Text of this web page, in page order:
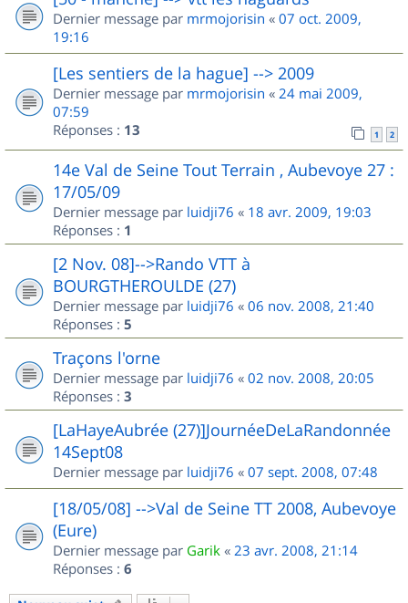
Dernier message par mrmojorisin « 07 oct. 2009,
19:16
[Les sentiers de la hague] --> 2009
Dernier message par mrmojorisin « 24 mai 2009,
07:59
Réponses : 13 1 2
14e Val de Seine Tout Terrain , Aubevoye 27 :
17/05/09
Dernier message par luidji76 « 18 avr. 2009, 19:03
Réponses : 1
[2 Nov. 08]-->Rando VTT à
BOURGTHEROULDE (27)
Dernier message par luidji76 « 06 nov. 2008, 21:40
Réponses : 5
Traçons l'orne
Dernier message par luidji76 « 02 nov. 2008, 20:05
Réponses : 3
[LaHayeAubrée (27)]JournéeDeLaRandonnée
14Sept08
Dernier message par luidji76 « 07 sept. 2008, 07:48
[18/05/08] -->Val de Seine TT 2008, Aubevoye
(Eure)
Dernier message par Garik « 23 avr. 2008, 21:14
Réponses : 6